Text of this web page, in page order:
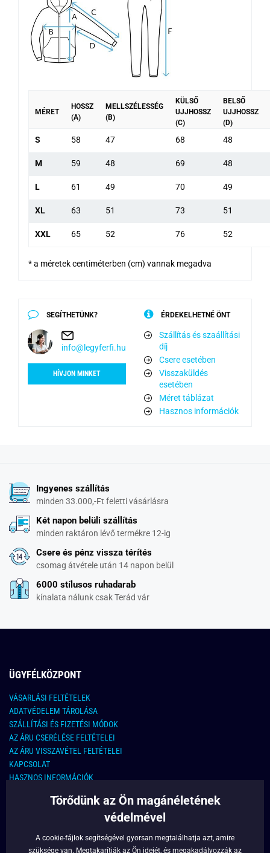
MÉRET
HOSSZ
(A)
MELLSZÉLESSÉG
(B)
KÜLSŐ
UJJHOSSZ
(C)
BELSŐ
UJJHOSSZ
(D)
S 58 47 68 48
M 59 48 69 48
L 61 49 70 49
XL 63 51 73 51
XXL 65 52 76 52
* a méretek centiméterben (cm) vannak megadva
SEGÍTHETÜNK?
info@legyferfi.hu
HÍVJON MINKET
ÉRDEKELHETNÉ ÖNT
Szállítás és szaállítási
díj
Csere esetében
Visszaküldés
esetében
Méret táblázat
Hasznos információk
Ingyenes szállítás
minden 33.000,-Ft feletti vásárlásra
Két napon belüli szállítás
minden raktáron lévő termékre 12-ig
Csere és pénz vissza térítés
csomag átvétele után 14 napon belül
6000 stílusos ruhadarab
kínalata nálunk csak Terád vár
ÜGYFÉLKÖZPONT
VÁSARLÁSI FELTÉTELEK
ADATVÉDELEM TÁROLÁSA
SZÁLLÍTÁSI ÉS FIZETÉSI MÓDOK
AZ ÁRU CSERÉLÉSE FELTÉTELEI
AZ ÁRU VISSZAVÉTEL FELTÉTELEI
KAPCSOLAT
HASZNOS INFORMÁCIÓK
KAPCSOLAT
info@legyferfi.hu
Törődünk az Ön magánéletének
védelmével
A cookie-fájlok segítségével gyorsan megtalálhatja azt, amire
szüksége van. Megtakarítják az Ön idejét, és megakadályozzák az